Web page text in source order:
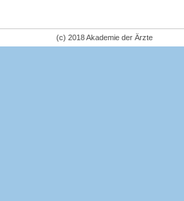
(c) 2018 Akademie der Ärzte